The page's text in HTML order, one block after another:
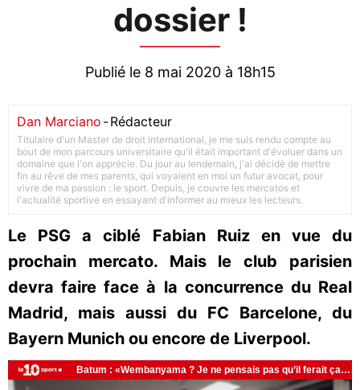
dossier !
Publié le 8 mai 2020 à 18h15
Dan Marciano -Rédacteur
Titulaire d'un Master de droit international, je me suis rendu compte au
bout de mon parcours universitaire qu'il était important d'évoluer dans un
domaine que l'on apprécie. Du jour au lendemain, j'ai décidé de mettre
fin au rêve de mes parents, qui voyaient en moi un futur avocat, pour
vivre de ma passion : le sport. Depuis, je couvre les mercatos et
l'actualité sportive en essayant d'informer au mieux les lecteurs.
Le PSG a ciblé Fabian Ruiz en vue du
prochain mercato. Mais le club parisien
devra faire face à la concurrence du Real
Madrid, mais aussi du FC Barcelone, du
Bayern Munich ou encore de Liverpool.